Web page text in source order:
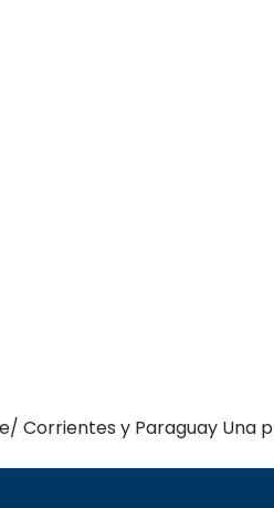
e/ Corrientes y Paraguay